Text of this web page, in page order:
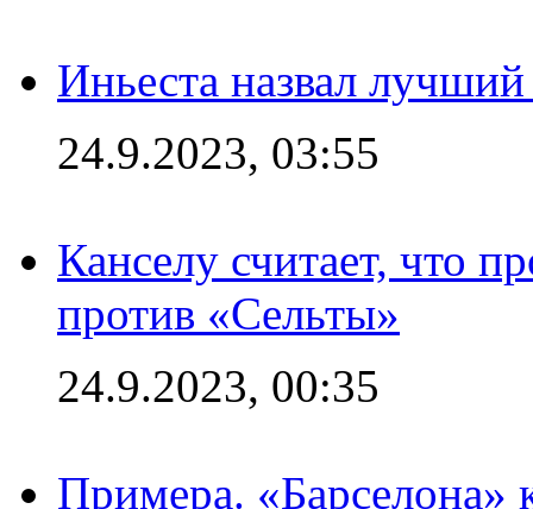
Иньеста назвал
24.9.2023, 03:55
Канселу считает, что
против «Сельты»
24.9.2023, 00:35
Примера. «Барселона»